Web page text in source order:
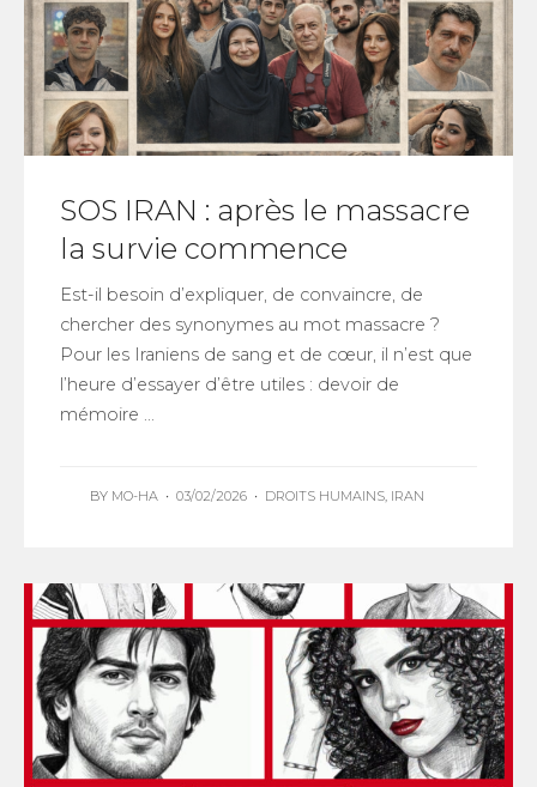
SOS IRAN : après le massacre
la survie commence
Est-il besoin d’expliquer, de convaincre, de
chercher des synonymes au mot massacre ?
Pour les Iraniens de sang et de cœur, il n’est que
l’heure d’essayer d’être utiles : devoir de
mémoire ...
BY MO-HA • 03/02/2026 • DROITS HUMAINS, IRAN